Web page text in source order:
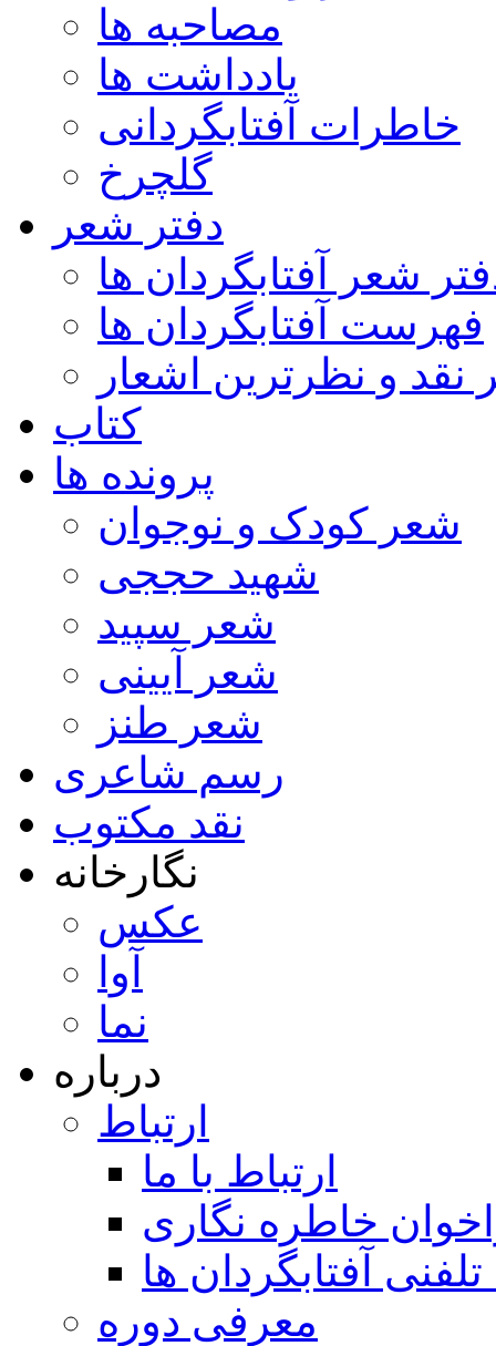
مصاحبه ها
یادداشت ها
خاطرات آفتابگردانی
گلچرخ
دفتر شعر
شعر آفتابگردان ها
فهرست آفتابگردان ها
نقد و نظرترین اشعار
کتاب
پرونده ها
شعر کودک و نوجوان
شهید حججی
شعر سپید
شعر آیینی
شعر طنز
رسم شاعری
نقد مکتوب
نگارخانه
عکس
آوا
نما
درباره
ارتباط
ارتباط با ما
خاطره نگاری
تلفنی آفتابگردان ها
معرفی دوره